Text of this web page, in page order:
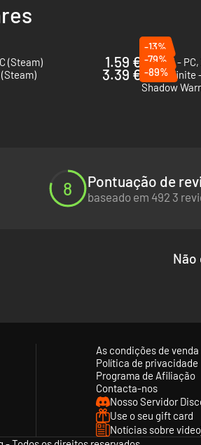
(Steam)
1.59 €
-13%
3.39 €
-79%
-89%
Shadow
8 Pontuação de
baseado em 492 3
Não
As condições de venda
Política de privacidade
Programa de Afiliação
Contacta-nos
Nosso Servidor
Use o seu gift card
Notícias sobre